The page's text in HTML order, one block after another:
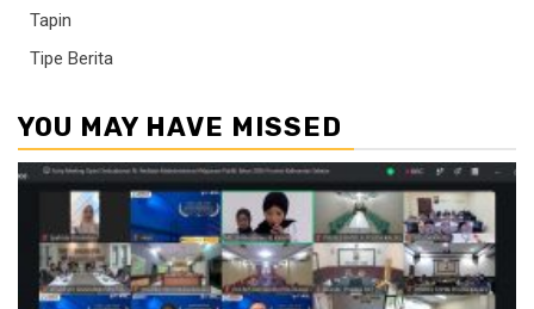
Tapin
Tipe Berita
YOU MAY HAVE MISSED